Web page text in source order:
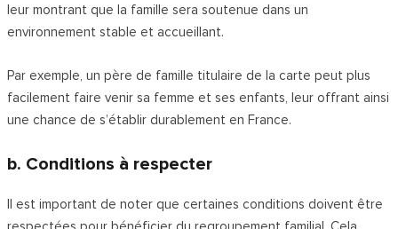
leur montrant que la famille sera soutenue dans un
environnement stable et accueillant.
Par exemple, un père de famille titulaire de la carte peut plus
facilement faire venir sa femme et ses enfants, leur offrant ainsi
une chance de s’établir durablement en France.
b. Conditions à respecter
Il est important de noter que certaines conditions doivent être